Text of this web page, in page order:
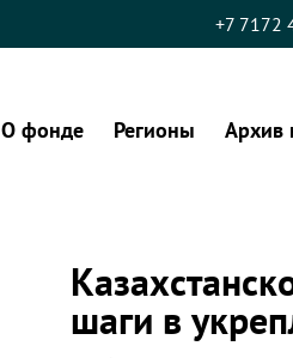
+7 7172
О фонде Регионы Архив
шаги в